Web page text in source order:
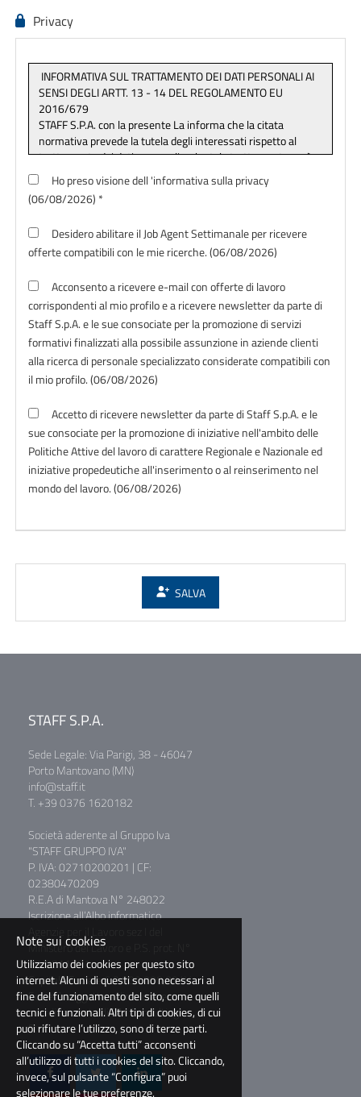
Privacy
Ho preso visione dell 'informativa sulla privacy
(06/08/2026) *
Desidero abilitare il Job Agent Settimanale per ricevere
offerte compatibili con le mie ricerche. (06/08/2026)
Acconsento a ricevere e-mail con offerte di lavoro
corrispondenti al mio profilo e a ricevere newsletter da parte di
Staff S.p.A. e le sue consociate per la promozione di servizi
formativi finalizzati alla possibile assunzione in aziende clienti
alla ricerca di personale specializzato considerate compatibili con
il mio profilo. (06/08/2026)
Accetto di ricevere newsletter da parte di Staff S.p.A. e le
sue consociate per la promozione di iniziative nell'ambito delle
Politiche Attive del lavoro di carattere Regionale e Nazionale ed
iniziative propedeutiche all'inserimento o al reinserimento nel
mondo del lavoro. (06/08/2026)
SALVA
STAFF S.P.A.
Sede Legale: Via Parigi, 38 - 46047
Porto Mantovano (MN)
info@staff.it
T. +39 0376 1620182
Società aderente al Gruppo Iva
"STAFF GRUPPO IVA"
P. IVA: 02710200201 | CF:
02380470209
R.E.A di Mantova N° 248022
Iscrizione all’Albo informatico
Ministero del Lavoro e P.S. prot. N°
39/0011781
Capitale Sociale € 2.000.000,00 I.V.
Società soggetta a direzione e
coordinamento di BM Consulting
S.r.l.
Note sui cookies
Utilizziamo dei cookies per questo sito
internet. Alcuni di questi sono necessari al
fine del funzionamento del sito, come quelli
tecnici e funzionali. Altri tipi di cookies, di cui
puoi rifiutare l’utilizzo, sono di terze parti.
Cliccando su “Accetta tutti” acconsenti
all’utilizzo di tutti i cookies del sito. Cliccando,
invece, sul pulsante “Configura” puoi
selezionare le tue preferenze.